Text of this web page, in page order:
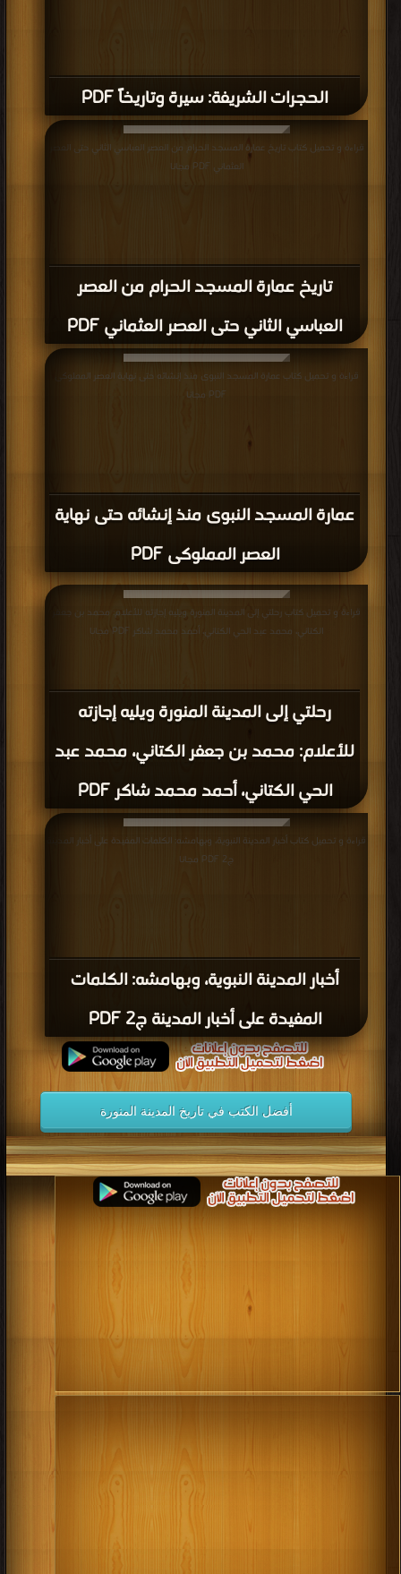
الحجرات الشريفة: سيرة وتاريخاً PDF
تاريخ عمارة المسجد الحرام من العصر
العباسي الثاني حتى العصر العثماني PDF
قراءة و تحميل كتاب تاريخ عمارة المسجد الحرام من العصر العباسي الثاني حتى العصر
العثماني PDF مجانا
عمارة المسجد النبوى منذ إنشائه حتى نهاية
العصر المملوكى PDF
قراءة و تحميل كتاب عمارة المسجد النبوى منذ إنشائه حتى نهاية العصر المملوكى
PDF مجانا
رحلتي إلى المدينة المنورة ويليه إجازته
للأعلام: محمد بن جعفر الكتاني، محمد عبد
الحي الكتاني، أحمد محمد شاكر PDF
قراءة و تحميل كتاب رحلتي إلى المدينة المنورة ويليه إجازته للأعلام: محمد بن جعفر
الكتاني، محمد عبد الحي الكتاني، أحمد محمد شاكر PDF مجانا
أخبار المدينة النبوية، وبهامشه: الكلمات
المفيدة على أخبار المدينة ج2 PDF
قراءة و تحميل كتاب أخبار المدينة النبوية، وبهامشه: الكلمات المفيدة على أخبار المدينة
ج2 PDF مجانا
أفضل الكتب في تاريخ المدينة المنورة